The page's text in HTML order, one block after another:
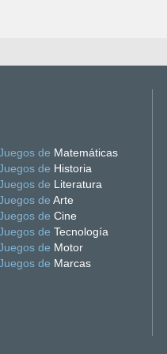
de Matemáticas
de Historia
de Literatura
de Arte
de Cine
de Tecnología
de Motor
de Marcas